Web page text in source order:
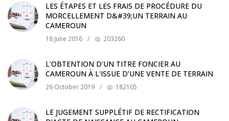
LES ÉTAPES ET LES FRAIS DE PROCÉDURE DU
MORCELLEMENT D&#39;UN TERRAIN AU
CAMEROUN
18 June 2016 / 203260
L'OBTENTION D'UN TITRE FONCIER AU
CAMEROUN À L'ISSUE D'UNE VENTE DE TERRAIN
26 October 2019 / 182105
LE JUGEMENT SUPPLÉTIF DE RECTIFICATION